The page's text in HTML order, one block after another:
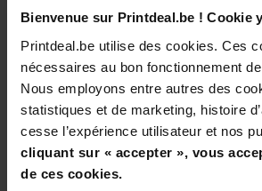
Bienvenue sur Printdeal.be ! Cookie
Printdeal.be utilise des cookies. Ces
nécessaires au bon fonctionnement de
Nous employons entre autres des
statistiques et de marketing, histoire
cesse l’expérience utilisateur et nos
cliquant sur « accepter », vous
de ces cookies.